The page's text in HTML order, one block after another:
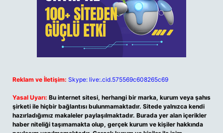
Reklam ve İletişim: Skype: live:.cid.575569c608265c69
Yasal Uyarı: Bu internet sitesi, herhangi bir marka, kurum veya şahıs
şirketi ile hiçbir bağlantısı bulunmamaktadır. Sitede yalnızca kendi
hazırladığımız makaleler paylaşılmaktadır. Burada yer alan içerikler
haber niteliği taşımamakta olup, gerçek kurum ve kişiler hakkında